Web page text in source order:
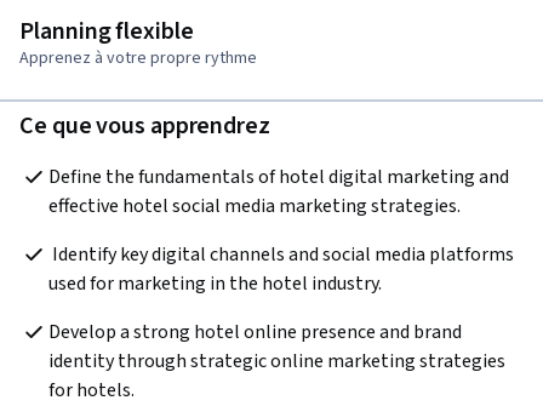
Planning flexible
Apprenez à votre propre rythme
Ce que vous apprendrez
Define the fundamentals of hotel digital marketing and
effective hotel social media marketing strategies.
used for marketing in the hotel industry.
Develop a strong hotel online presence and brand
identity through strategic online marketing strategies
for hotels.